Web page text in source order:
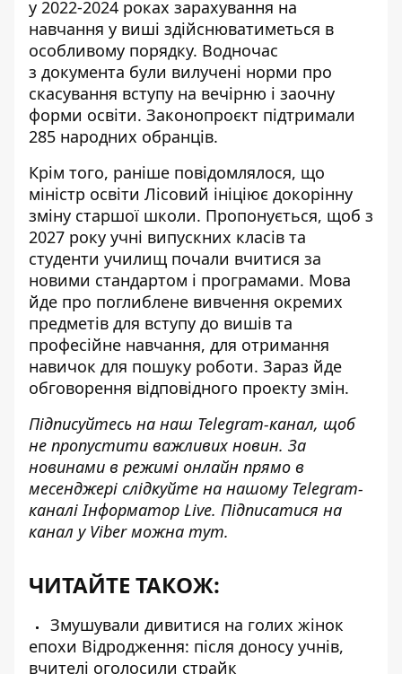
у 2022-2024 роках зарахування на
навчання у виші здійснюватиметься в
особливому порядку. Водночас
з документа були вилучені норми про
скасування вступу на вечірню і заочну
форми освіти. Законопроєкт підтримали
285 народних обранців.
Крім того, раніше повідомлялося, що
міністр освіти Лісовий ініціює докорінну
зміну старшої школи. Пропонується, щоб з
2027 року учні випускних класів та
студенти училищ почали вчитися за
новими стандартом і програмами. Мова
йде про поглиблене вивчення окремих
предметів для вступу до вишів та
професійне навчання, для отримання
навичок для пошуку роботи. Зараз йде
обговорення відповідного проекту змін.
Підписуйтесь на наш Telegram-канал, щоб
не пропустити важливих новин. За
новинами в режимі онлайн прямо в
месенджері слідкуйте на нашому Telegram-
каналіІнформатор Live. Підписатися на
канал у Viber можна тут.
ЧИТАЙТЕ ТАКОЖ:
Змушували дивитися на голих жінок
епохи Відродження: після доносу учнів,
вчителі оголосили страйк